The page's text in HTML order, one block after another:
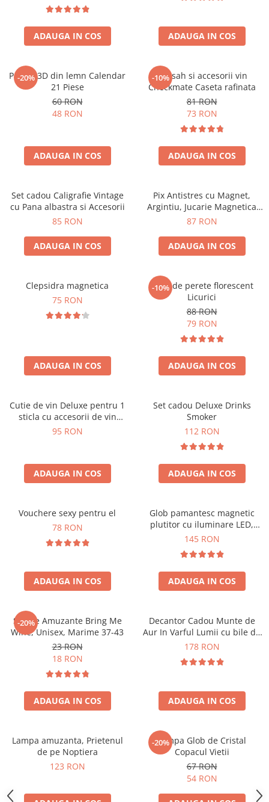
ADAUGA IN COS ADAUGA IN COS
-20%
Puzzle 3D din lemn Calendar
21 Piese
60 RON
48 RON
ADAUGA IN COS
-10%
Set sah si accesorii vin
Checkmate Caseta rafinata
81 RON
73 RON
ADAUGA IN COS
Set cadou Caligrafie Vintage
cu Pana albastra si Accesorii
85 RON
ADAUGA IN COS
Pix Antistres cu Magnet,
Argintiu, Jucarie Magnetica
pentru Birou
87 RON
ADAUGA IN COS
Clepsidra magnetica
75 RON
ADAUGA IN COS
-10%
Ceas de perete florescent
Licurici
88 RON
79 RON
ADAUGA IN COS
Cutie de vin Deluxe pentru 1
sticla cu accesorii de vin
incluse interior oranj
95 RON
ADAUGA IN COS
Set cadou Deluxe Drinks
Smoker
112 RON
ADAUGA IN COS
Vouchere sexy pentru el
78 RON
ADAUGA IN COS
Glob pamantesc magnetic
plutitor cu iluminare LED,
Forma C
145 RON
ADAUGA IN COS
-20%
Sosete Amuzante Bring Me
Wine, Unisex, Marime 37-43
23 RON
18 RON
ADAUGA IN COS
Decantor Cadou Munte de
Aur In Varful Lumii cu bile de
curatare
178 RON
ADAUGA IN COS
Lampa amuzanta, Prietenul
de pe Noptiera
123 RON
-20%
Lampa Glob de Cristal
Copacul Vietii
67 RON
54 RON